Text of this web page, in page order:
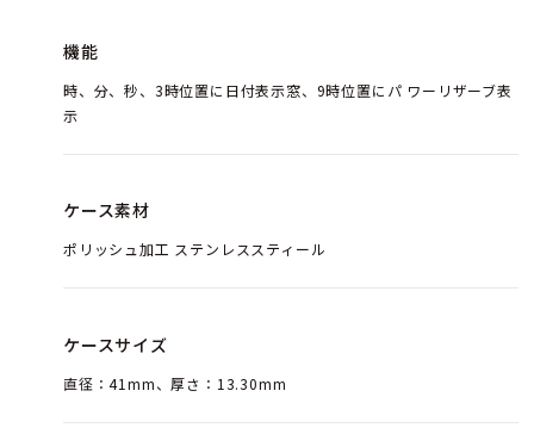
機能
時、分、秒、3時位置に日付表示窓、9時位置にパ ワーリザーブ表
示
ケース素材
ポリッシュ加工 ステンレススティール
ケースサイズ
直径：41mm、厚さ：13.30mm